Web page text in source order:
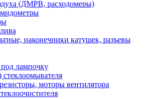
(ДМРВ, расходомеры)
наконечники катушек, разъевы
лампочку
моторы вентилятора